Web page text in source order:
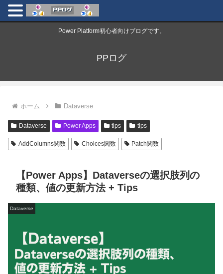
Power Platform初心者向けブログです。
PPログ
ホーム Dataverse
Dataverse Power Apps tips tips
AddColumns関数 Choices関数 Patch関数
【Power Apps】Dataverseの選択肢列の
種類、値の更新方法 + Tips
Dataverse